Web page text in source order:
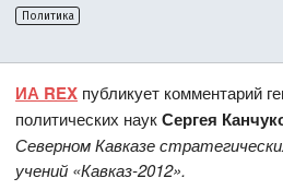
Политика
ИА REX публикует комментарий
политических наукСергея
Северном Кавказе
учений «Кавказ-2012».